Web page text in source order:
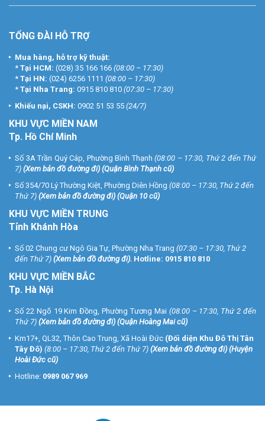
TỔNG ĐÀI HỖ TRỢ
Mua hàng, hỗ trợ kỹ thuật:
* Tại HCM: (028) 35 166 166 (08:00 – 17:30)
* Tại HN: (024) 6256 1111 (08:00 – 17:30)
* Tại Nha Trang: 0915 810 810 (07:30 – 17:30)
Khiếu nại, CSKH: 0902 51 53 55 (24/7)
KHU VỰC MIỀN NAM
Tp. Hồ Chí Minh
Số 3A Trần Quý Cáp, Phường Bình Thạnh (08:00 – 17:30, Thứ 2 đến Thứ
7) (Xem bản đồ đường đi) (Quận Bình Thạnh cũ)
Số 354/70 Lý Thường Kiệt, Phường Diên Hồng (08:00 – 17:30, Thứ 2 đến
Thứ 7) (Xem bản đồ đường đi) (Quận 10 cũ)
KHU VỰC MIỀN TRUNG
Tỉnh Khánh Hòa
Số 02 Chung cư Ngô Gia Tự, Phường Nha Trang (07:30 – 17:30, Thứ 2
đến Thứ 7) (Xem bản đồ đường đi). Hotline: 0915 810 810
KHU VỰC MIỀN BẮC
Tp. Hà Nội
Số 22 Ngõ 19 Kim Đồng, Phường Tương Mai (08:00 – 17:30, Thứ 2 đến
Thứ 7) (Xem bản đồ đường đi) (Quận Hoàng Mai cũ)
Km17+, QL32, Thôn Cao Trung, Xã Hoài Đức (Đối diện Khu Đô Thị Tân
Tây Đô) (8:00 – 17:30, Thứ 2 đến Thứ 7) (Xem bản đồ đường đi) (Huyện
Hoài Đức cũ)
Hotline: 0989 067 969